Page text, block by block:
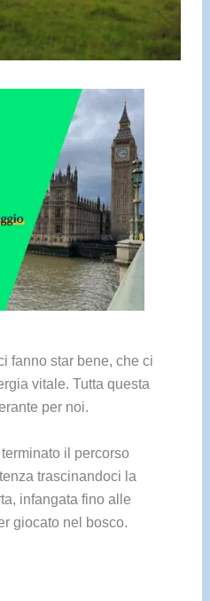
fanno star bene, che ci
vitale. Tutta questa
per noi.
il percorso
trascinandoci la
infangata fino alle
giocato nel bosco.